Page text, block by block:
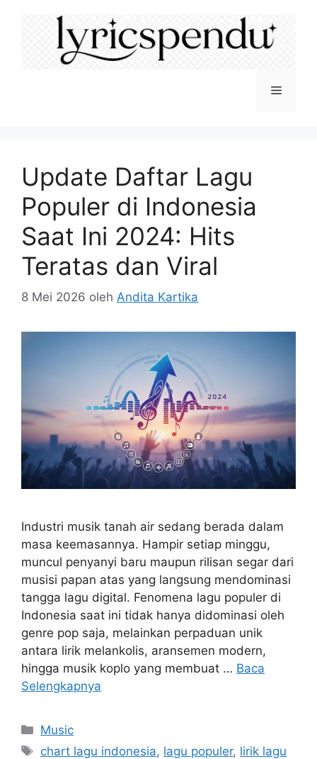
Menu
Update Daftar Lagu
Populer di Indonesia
Saat Ini 2024: Hits
Teratas dan Viral
8 Mei 2026 oleh Andita Kartika
Industri musik tanah air sedang berada dalam
masa keemasannya. Hampir setiap minggu,
muncul penyanyi baru maupun rilisan segar dari
musisi papan atas yang langsung mendominasi
tangga lagu digital. Fenomena lagu populer di
Indonesia saat ini tidak hanya didominasi oleh
genre pop saja, melainkan perpaduan unik
antara lirik melankolis, aransemen modern,
hingga musik koplo yang membuat … Baca
Selengkapnya
Kategori
Music
Tag
chart lagu indonesia, lagu populer, lirik lagu